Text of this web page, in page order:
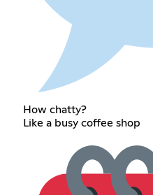
How chatty?
Like a busy coffee shop